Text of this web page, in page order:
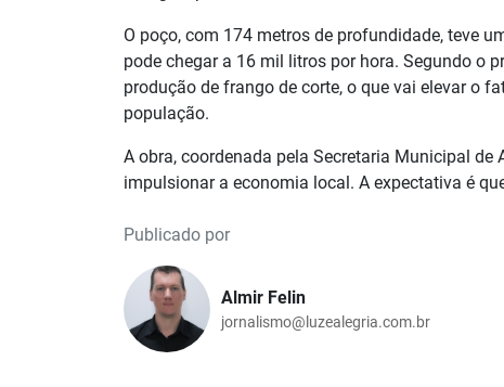
O poço, com 174 metros de profundidade, teve
pode chegar a 16 mil litros por hora. Segundo o
produção de frango de corte, o que vai elevar o
população.
A obra, coordenada pela Secretaria Municipal
impulsionar a economia local. A expectativa é
Publicado por
Almir Felin
jornalismo@luzealegria.com.br